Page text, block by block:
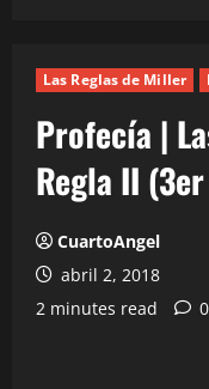
Las Reglas de Miller
Profecía |
Regla II
CuartoAngel
abril 2, 2018
2 minutes read
0